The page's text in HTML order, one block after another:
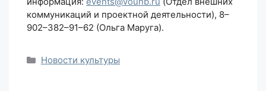
коммуникаций и проектной деятельности), 8–
902–382–91–62 (Ольга Маруга).
Рубрики
Новости культуры